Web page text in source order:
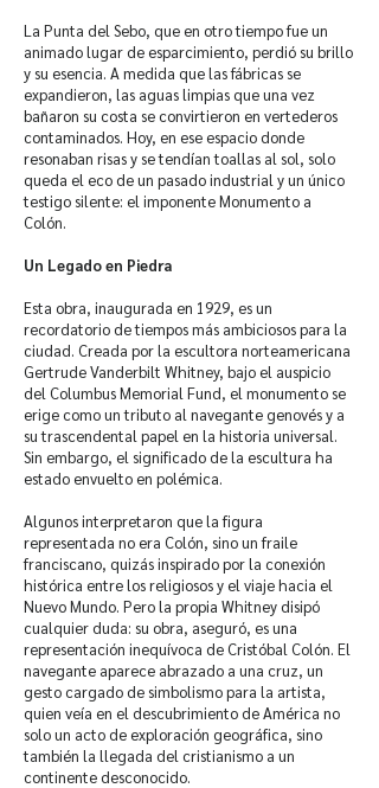
La Punta del Sebo, que en otro tiempo fue un
animado lugar de esparcimiento, perdió su brillo
y su esencia. A medida que las fábricas se
expandieron, las aguas limpias que una vez
bañaron su costa se convirtieron en vertederos
contaminados. Hoy, en ese espacio donde
resonaban risas y se tendían toallas al sol, solo
queda el eco de un pasado industrial y un único
testigo silente: el imponente Monumento a
Colón.
Un Legado en Piedra
Esta obra, inaugurada en 1929, es un
recordatorio de tiempos más ambiciosos para la
ciudad. Creada por la escultora norteamericana
Gertrude Vanderbilt Whitney, bajo el auspicio
del Columbus Memorial Fund, el monumento se
erige como un tributo al navegante genovés y a
su trascendental papel en la historia universal.
Sin embargo, el significado de la escultura ha
estado envuelto en polémica.
Algunos interpretaron que la figura
representada no era Colón, sino un fraile
franciscano, quizás inspirado por la conexión
histórica entre los religiosos y el viaje hacia el
Nuevo Mundo. Pero la propia Whitney disipó
cualquier duda: su obra, aseguró, es una
representación inequívoca de Cristóbal Colón. El
navegante aparece abrazado a una cruz, un
gesto cargado de simbolismo para la artista,
quien veía en el descubrimiento de América no
solo un acto de exploración geográfica, sino
también la llegada del cristianismo a un
continente desconocido.